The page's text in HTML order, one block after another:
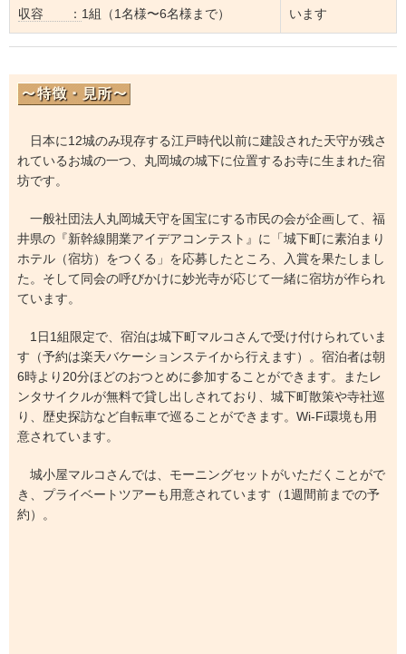
収容 ： 1組（1名様〜6名様まで）
います
日本に12城のみ現存する江戸時代以前に建設された天守が残さ
れているお城の一つ、丸岡城の城下に位置するお寺に生まれた宿
坊です。
一般社団法人丸岡城天守を国宝にする市民の会が企画して、福
井県の『新幹線開業アイデアコンテスト』に「城下町に素泊まり
ホテル（宿坊）をつくる」を応募したところ、入賞を果たしまし
た。そして同会の呼びかけに妙光寺が応じて一緒に宿坊が作られ
ています。
1日1組限定で、宿泊は城下町マルコさんで受け付けられていま
す（予約は楽天バケーションステイから行えます）。宿泊者は朝
6時より20分ほどのおつとめに参加することができます。またレ
ンタサイクルが無料で貸し出しされており、城下町散策や寺社巡
り、歴史探訪など自転車で巡ることができます。Wi-Fi環境も用
意されています。
城小屋マルコさんでは、モーニングセットがいただくことがで
き、プライベートツアーも用意されています（1週間前までの予
約）。